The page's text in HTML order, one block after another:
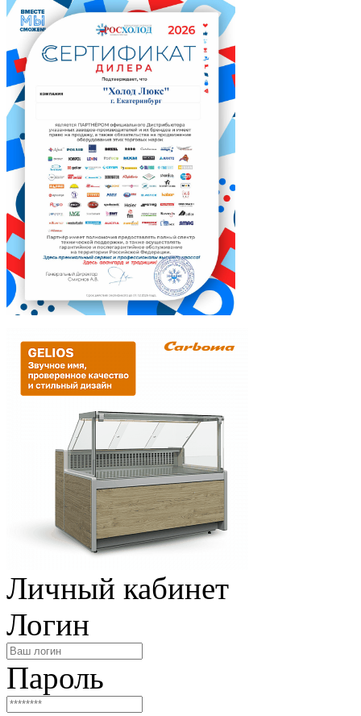
Личный кабинет
Логин
Пароль